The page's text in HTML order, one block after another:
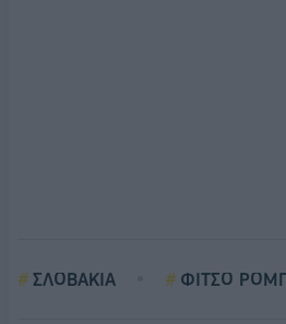
ΣΛΟΒΑΚΙΑ ΦΙΤΣΟ